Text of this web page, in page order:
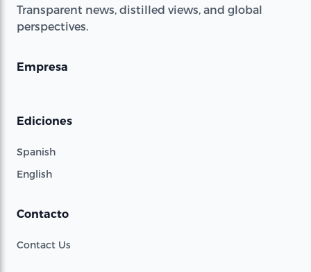
Transparent news, distilled views, and global
perspectives.
Empresa
Ediciones
Spanish
English
Contacto
Contact Us